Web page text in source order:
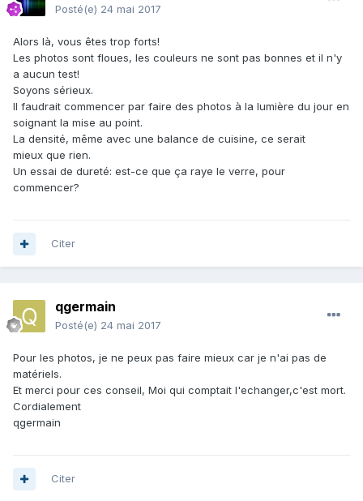
Posté(e) 24 mai 2017
Alors là, vous êtes trop forts!
Les photos sont floues, les couleurs ne sont pas bonnes et il n'y
a aucun test!
Soyons sérieux.
Il faudrait commencer par faire des photos à la lumière du jour en
soignant la mise au point.
La densité, même avec une balance de cuisine, ce serait
mieux que rien.
Un essai de dureté: est-ce que ça raye le verre, pour
commencer?
Citer
qgermain
Posté(e) 24 mai 2017
Pour les photos, je ne peux pas faire mieux car je n'ai pas de
matériels.
Et merci pour ces conseil, Moi qui comptait l'echanger,c'est mort.
Cordialement
qgermain
Citer